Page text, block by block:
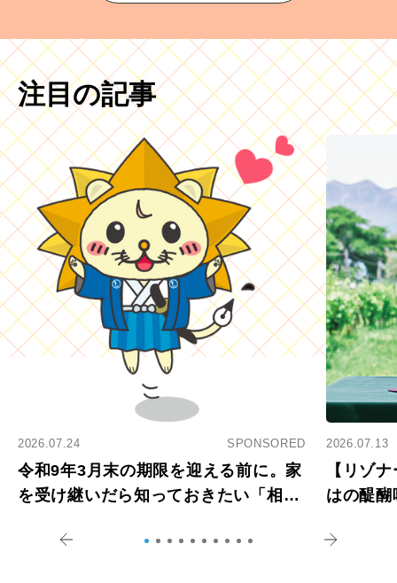
注目の記事
2026.07.24 SPONSORED
令和9年3月末の期限を迎える前に。家
を受け継いだら知っておきたい「相続
2026.07.13
【リゾ
はの醍